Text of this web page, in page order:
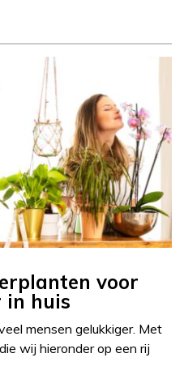
voor
in huis
mensen gelukkiger. Met
wij hieronder op een rij